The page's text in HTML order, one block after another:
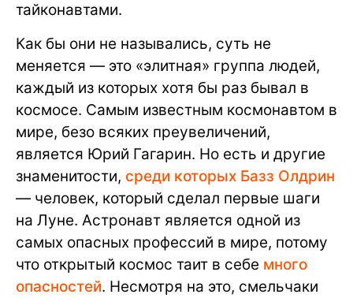
тайконавтами.
Как бы они не назывались, суть не
меняется — это «элитная» группа людей,
каждый из которых хотя бы раз бывал в
космосе. Самым известным космонавтом в
мире, безо всяких преувеличений,
является Юрий Гагарин. Но есть и другие
знаменитости, среди которых Базз Олдрин
— человек, который сделал первые шаги
на Луне. Астронавт является одной из
самых опасных профессий в мире, потому
что открытый космос таит в себе много
опасностей. Несмотря на это, смельчаки